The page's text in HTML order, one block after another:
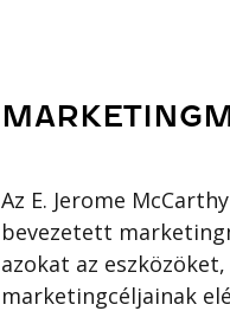
Az E. Jerome
bevezetett
azokat az
marketingcéljainak